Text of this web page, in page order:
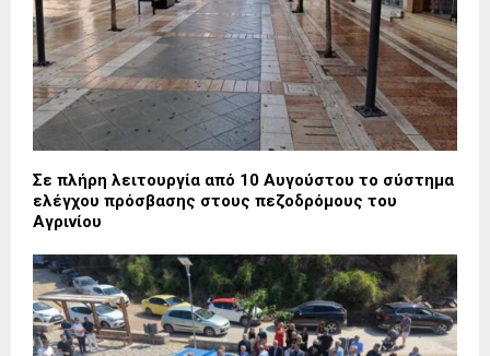
Σε πλήρη λειτουργία από 10 Αυγούστου το σύστημα
ελέγχου πρόσβασης στους πεζοδρόμους του
Αγρινίου